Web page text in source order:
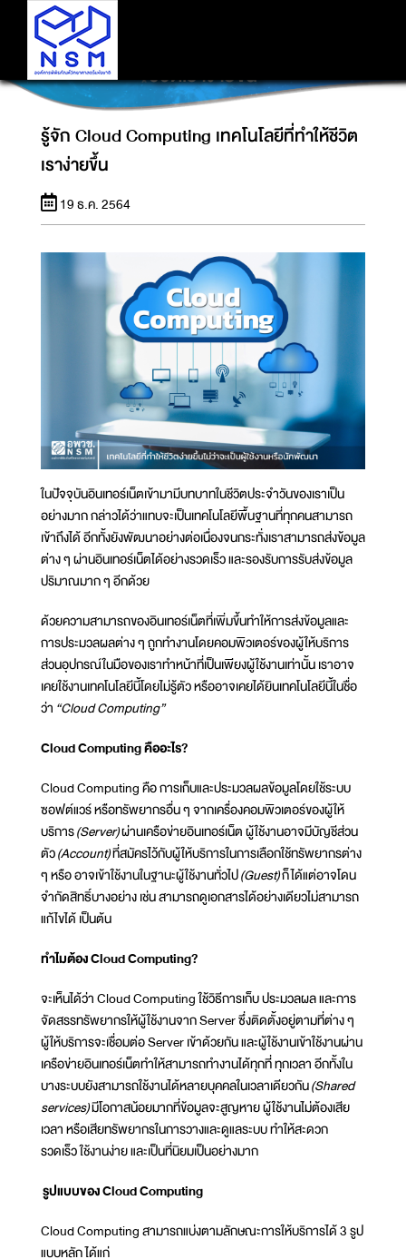
รู้จัก CLOUD COMPUTING เทคโนโลยีที่ทำให้
ชีวิตเราง่ายขึ้น
รู้จัก Cloud Computing เทคโนโลยีที่ทำให้ชีวิต
เราง่ายขึ้น
19 ธ.ค. 2564
ในปัจจุบันอินเทอร์เน็ตเข้ามามีบทบาทในชีวิตประจำวันของเราเป็น
อย่างมาก กล่าวได้ว่าแทบจะเป็นเทคโนโลยีพื้นฐานที่ทุกคนสามารถ
เข้าถึงได้ อีกทั้งยังพัฒนาอย่างต่อเนื่องจนกระทั่งเราสามารถส่งข้อมูล
ต่าง ๆ ผ่านอินเทอร์เน็ตได้อย่างรวดเร็ว และรองรับการรับส่งข้อมูล
ปริมาณมาก ๆ อีกด้วย
ด้วยความสามารถของอินเทอร์เน็ตที่เพิ่มขึ้นทำให้การส่งข้อมูลและ
การประมวลผลต่าง ๆ ถูกทำงานโดยคอมพิวเตอร์ของผู้ให้บริการ
ส่วนอุปกรณ์ในมือของเราทำหน้าที่เป็นเพียงผู้ใช้งานเท่านั้น เราอาจ
เคยใช้งานเทคโนโลยีนี้โดยไม่รู้ตัว หรืออาจเคยได้ยินเทคโนโลยีนี้ในชื่อ
ว่า “Cloud Computing”
Cloud Computing คืออะไร?
Cloud Computing คือ การเก็บและประมวลผลข้อมูลโดยใช้ระบบ
ซอฟต์แวร์ หรือทรัพยากรอื่น ๆ จากเครื่องคอมพิวเตอร์ของผู้ให้
บริการ(Server)ผ่านเครือข่ายอินเทอร์เน็ต ผู้ใช้งานอาจมีบัญชีส่วน
ตัว(Account)ที่สมัครไว้กับผู้ให้บริการในการเลือกใช้ทรัพยากรต่าง
ๆ หรือ อาจเข้าใช้งานในฐานะผู้ใช้งานทั่วไป(Guest)ก็ได้แต่อาจโดน
จำกัดสิทธิ์บางอย่าง เช่น สามารถดูเอกสารได้อย่างเดียวไม่สามารถ
แก้ไขได้ เป็นต้น
ทำไมต้อง Cloud Computing?
จะเห็นได้ว่า Cloud Computing ใช้วิธีการเก็บ ประมวลผล และการ
จัดสรรทรัพยากรให้ผู้ใช้งานจาก Server ซึ่งติดตั้งอยู่ตามที่ต่าง ๆ
ผู้ให้บริการจะเชื่อมต่อ Server เข้าด้วยกัน และผู้ใช้งานเข้าใช้งานผ่าน
เครือข่ายอินเทอร์เน็ตทำให้สามารถทำงานได้ทุกที่ ทุกเวลา อีกทั้งใน
บางระบบยังสามารถใช้งานได้หลายบุคคลในเวลาเดียวกัน(Shared
services)มีโอกาสน้อยมากที่ข้อมูลจะสูญหาย ผู้ใช้งานไม่ต้องเสีย
เวลา หรือเสียทรัพยากรในการวางและดูแลระบบ ทำให้สะดวก
รวดเร็ว ใช้งานง่าย และเป็นที่นิยมเป็นอย่างมาก
รูปแบบของ Cloud Computing
Cloud Computing สามารถแบ่งตามลักษณะการให้บริการได้ 3 รูป
แบบหลัก ได้แก่